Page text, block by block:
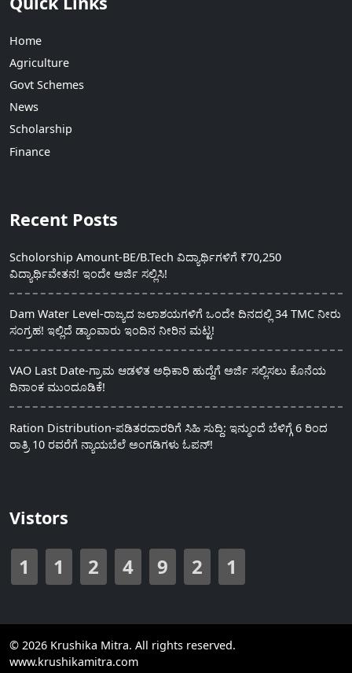
Home
Agriculture
Govt Schemes
News
Scholarship
Finance
Recent Posts
Scholorship Amount-BE/B.Tech ವಿದ್ಯಾರ್ಥಿಗಳಿಗೆ ₹70,250
ವಿದ್ಯಾರ್ಥಿವೇತನ! ಇಂದೇ ಅರ್ಜಿ ಸಲ್ಲಿಸಿ!
Dam Water Level-ರಾಜ್ಯದ ಜಲಾಶಯಗಳಿಗೆ ಒಂದೇ ದಿನದಲ್ಲಿ 34 TMC ನೀರು
ಸಂಗ್ರಹ! ಇಲ್ಲಿದೆ ಡ್ಯಾಂವಾರು ಇಂದಿನ ನೀರಿನ ಮಟ್ಟ!
VAO Last Date-ಗ್ರಾಮ ಆಡಳಿತ ಅಧಿಕಾರಿ ಹುದ್ದೆಗೆ ಅರ್ಜಿ ಸಲ್ಲಿಸಲು ಕೊನೆಯ
ದಿನಾಂಕ ಮುಂದೂಡಿಕೆ!
Ration Distribution-ಪಡಿತರದಾರರಿಗೆ ಸಿಹಿ ಸುದ್ದಿ: ಇನ್ಮುಂದೆ ಬೆಳಿಗ್ಗೆ 6 ರಿಂದ
ರಾತ್ರಿ 10 ರವರೆಗೆ ನ್ಯಾಯಬೆಲೆ ಅಂಗಡಿಗಳು ಓಪನ್!
Vistors
1 1 2 4 9 2 1
© 2026 Krushika Mitra. All rights reserved.
www.krushikamitra.com